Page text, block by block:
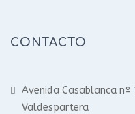
CONTACTO
Avenida Casablanca nº
Valdespartera